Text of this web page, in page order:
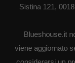
Sistina 121,
Blueshouse.it
viene aggiornato